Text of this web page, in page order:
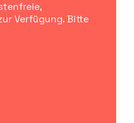
Verfügung. Bitte